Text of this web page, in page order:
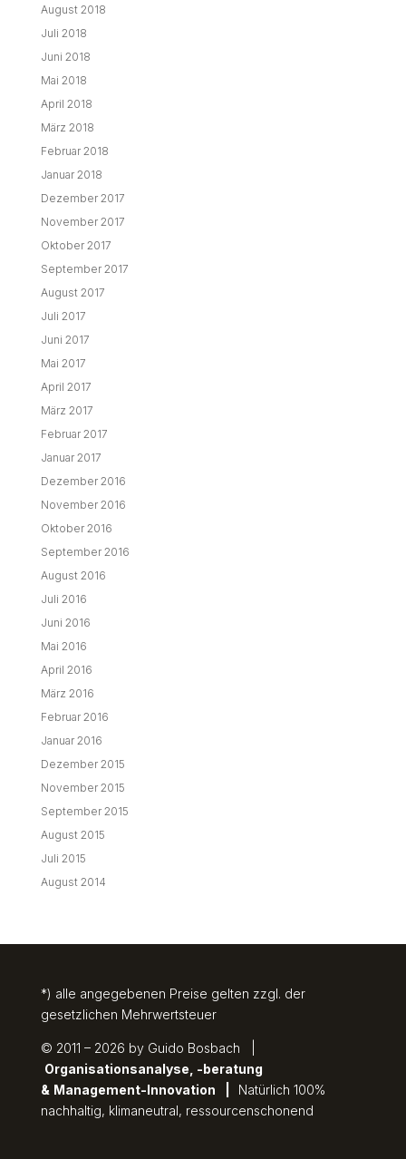
August 2018
Juli 2018
Juni 2018
Mai 2018
April 2018
März 2018
Februar 2018
Januar 2018
Dezember 2017
November 2017
Oktober 2017
September 2017
August 2017
Juli 2017
Juni 2017
Mai 2017
April 2017
März 2017
Februar 2017
Januar 2017
Dezember 2016
November 2016
Oktober 2016
September 2016
August 2016
Juli 2016
Juni 2016
Mai 2016
April 2016
März 2016
Februar 2016
Januar 2016
Dezember 2015
November 2015
September 2015
August 2015
Juli 2015
August 2014
*) alle angegebenen Preise gelten zzgl. der
gesetzlichen Mehrwertsteuer
© 2011 – 2026 by Guido Bosbach |
Organisationsanalyse, -beratung
& Management-Innovation
Natürlich 100%
nachhaltig, klimaneutral, ressourcenschonend